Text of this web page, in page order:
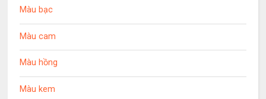
Màu bạc
Màu cam
Màu hồng
Màu kem